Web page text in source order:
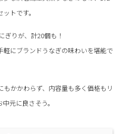
トです。
ぎりが、計20個も！
軽にブランドうなぎの味わいを堪能で
かかわらず、内容量も多く価格もリ
元に良さそう。